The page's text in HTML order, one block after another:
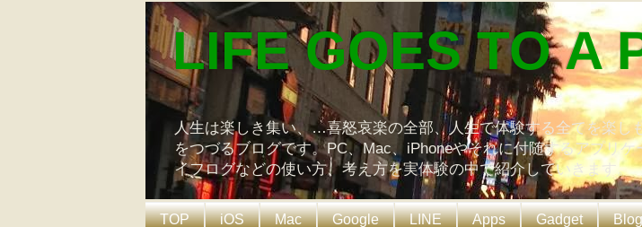
LIFE GOES TO A
人生は楽しき集い、…喜怒哀楽の全部、人生で体験する全てを楽し
をつづるブログです。PC、Mac、iPhoneやそれに付随するアプリ
イフログなどの使い方、考え方を実体験の中で紹介していきます。
TOP iOS Mac Google LINE Apps Gadget